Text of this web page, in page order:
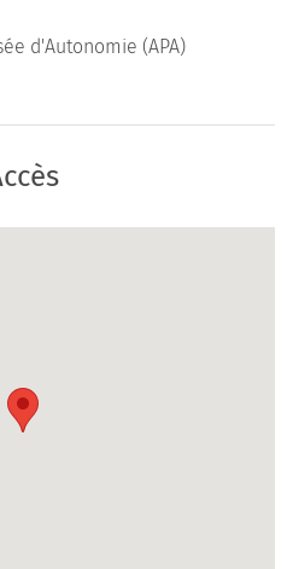
d'Autonomie (APA)